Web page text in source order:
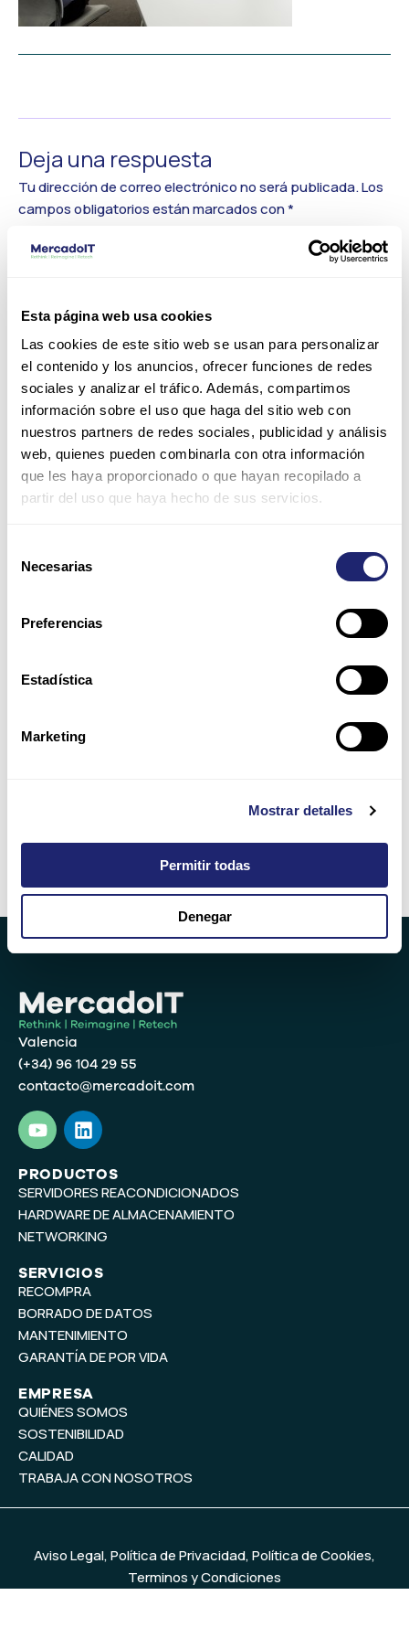
Esta página web usa cookies
Las cookies de este sitio web se usan para personalizar
el contenido y los anuncios, ofrecer funciones de redes
sociales y analizar el tráfico. Además, compartimos
información sobre el uso que haga del sitio web con
nuestros partners de redes sociales, publicidad y análisis
web, quienes pueden combinarla con otra información
que les haya proporcionado o que hayan recopilado a
partir del uso que haya hecho de sus servicios.
Necesarias
Preferencias
Estadística
Marketing
Mostrar detalles
Permitir todas
Denegar
Deja una respuesta
Tu dirección de correo electrónico no será publicada.Los
campos obligatorios están marcados con*
Comentario
Nombre*
electrónico*
Guarda mi nombre, correo electrónico y web en este
Por favor, introduce una respuesta en dígitos:
Alternative:
Valencia
(+34) 96 104 29 55
contacto@mercadoit.com
Y
o
u
t
u
b
e
L
i
n
k
e
d
i
PRODUCTOS
SERVIDORES REACONDICIONADOS
HARDWARE DE ALMACENAMIENTO
NETWORKING
SERVICIOS
RECOMPRA
BORRADO DE DATOS
MANTENIMIENTO
GARANTÍA DE POR VIDA
EMPRESA
QUIÉNES SOMOS
SOSTENIBILIDAD
CALIDAD
TRABAJA CON NOSOTROS
Aviso Legal,Política de Privacidad,Política de Cookies,
Terminos y Condiciones